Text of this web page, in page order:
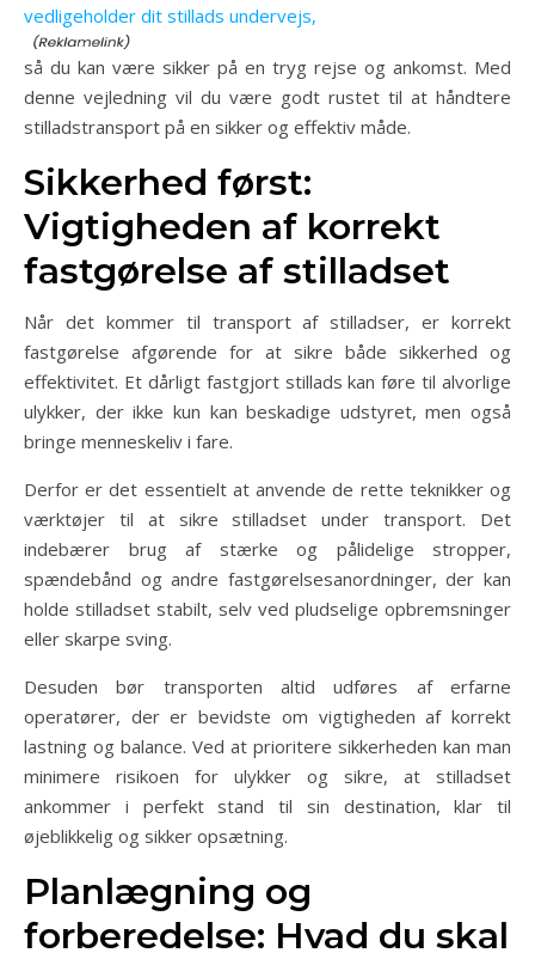
vedligeholder dit stillads undervejs,
så du kan være sikker på en tryg rejse og ankomst. Med
denne vejledning vil du være godt rustet til at håndtere
stilladstransport på en sikker og effektiv måde.
Sikkerhed først:
Vigtigheden af korrekt
fastgørelse af stilladset
Når det kommer til transport af stilladser, er korrekt
fastgørelse afgørende for at sikre både sikkerhed og
effektivitet. Et dårligt fastgjort stillads kan føre til alvorlige
ulykker, der ikke kun kan beskadige udstyret, men også
bringe menneskeliv i fare.
Derfor er det essentielt at anvende de rette teknikker og
værktøjer til at sikre stilladset under transport. Det
indebærer brug af stærke og pålidelige stropper,
spændebånd og andre fastgørelsesanordninger, der kan
holde stilladset stabilt, selv ved pludselige opbremsninger
eller skarpe sving.
Desuden bør transporten altid udføres af erfarne
operatører, der er bevidste om vigtigheden af korrekt
lastning og balance. Ved at prioritere sikkerheden kan man
minimere risikoen for ulykker og sikre, at stilladset
ankommer i perfekt stand til sin destination, klar til
øjeblikkelig og sikker opsætning.
Planlægning og
forberedelse: Hvad du skal